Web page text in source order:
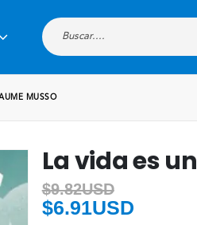
MUSSO
La vida es
$9.82USD
$6.91USD